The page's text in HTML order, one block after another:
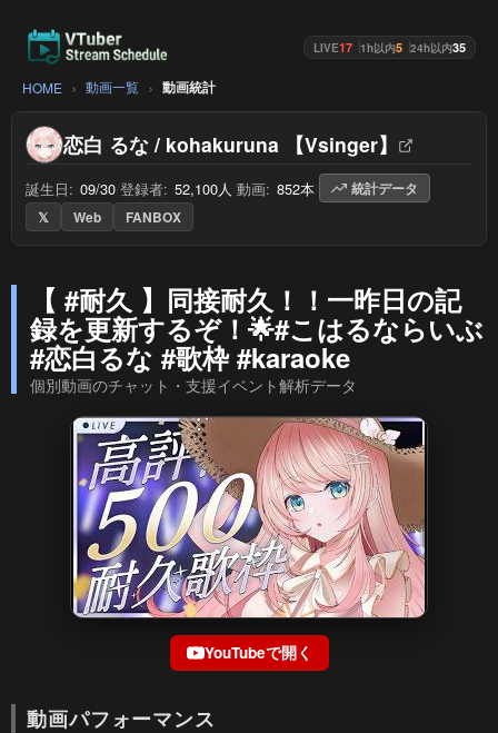
LIVE17 1h以内5 24h以内35
HOME 動画一覧 動画統計
恋白 るな / kohakuruna 【Vsinger】
誕生日: 09/30 登録者: 52,100人 動画: 852本
統計データ
𝕏
Web FANBOX
【 #耐久 】同接耐久！！一昨日の記
録を更新するぞ！🌟#こはるならいぶ
#恋白るな #歌枠 #karaoke
個別動画のチャット・支援イベント解析データ
YouTubeで開く
動画パフォーマンス